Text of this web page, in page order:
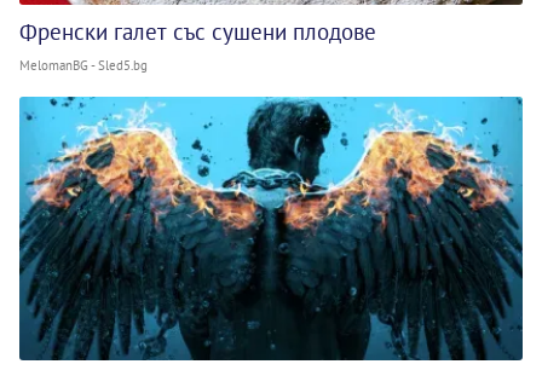
Френски галет със сушени плодове
MelomanBG - Sled5.bg